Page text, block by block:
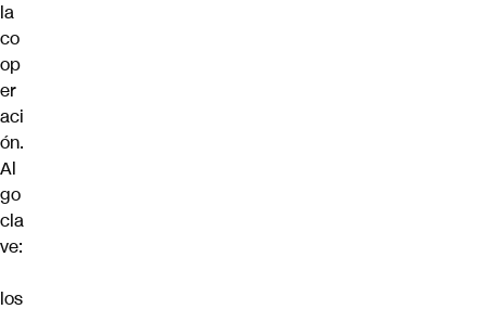
la
co
op
er
aci
ón.
Al
go
cla
ve:
los